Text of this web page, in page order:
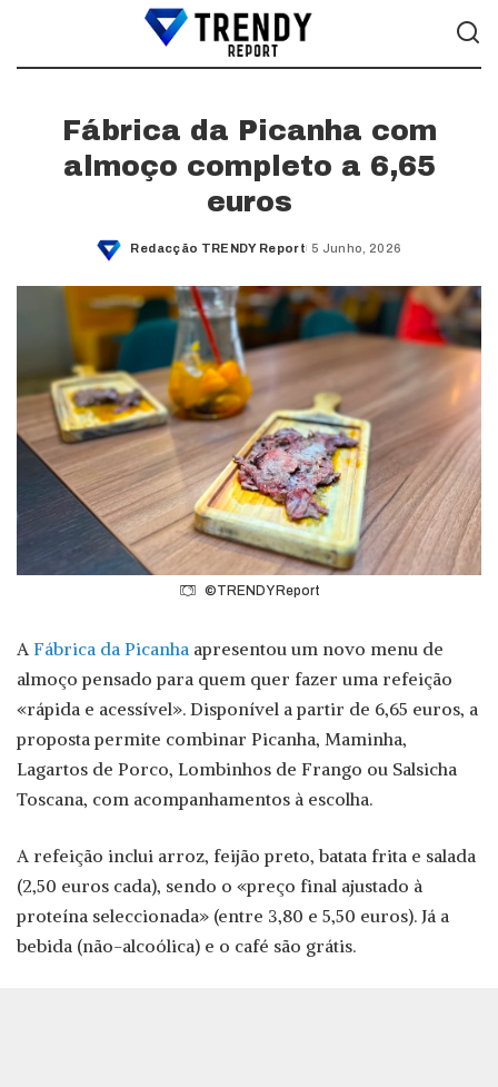
Fábrica da Picanha com
almoço completo a 6,65
euros
Posted
Redacção TRENDY Report 5 Junho, 2026
©TRENDY Report
A Fábrica da Picanha apresentou um novo menu de
almoço pensado para quem quer fazer uma refeição
«rápida e acessível». Disponível a partir de 6,65 euros, a
proposta permite combinar Picanha, Maminha,
Lagartos de Porco, Lombinhos de Frango ou Salsicha
Toscana, com acompanhamentos à escolha.
A refeição inclui arroz, feijão preto, batata frita e salada
(2,50 euros cada), sendo o «preço final ajustado à
proteína seleccionada» (entre 3,80 e 5,50 euros). Já a
bebida (não-alcoólica) e o café são grátis.